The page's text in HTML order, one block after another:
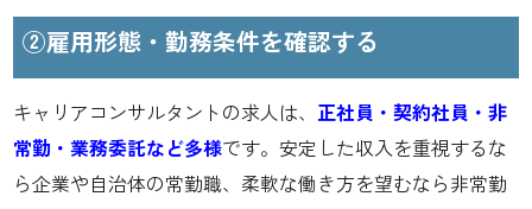
②雇用形態・勤務条件を確認する
キャリアコンサルタントの求人は、 正社員・契約社員・非
常勤・業務委託など多様です。安定した収入を重視するな
ら企業や自治体の常勤職、柔軟な働き方を望むなら非常勤